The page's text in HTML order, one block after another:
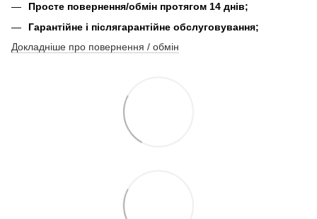
Просте повернення/обмін протягом 14 днів;
Гарантійне і післягарантійне обслуговування;
Докладніше про повернення / обмін